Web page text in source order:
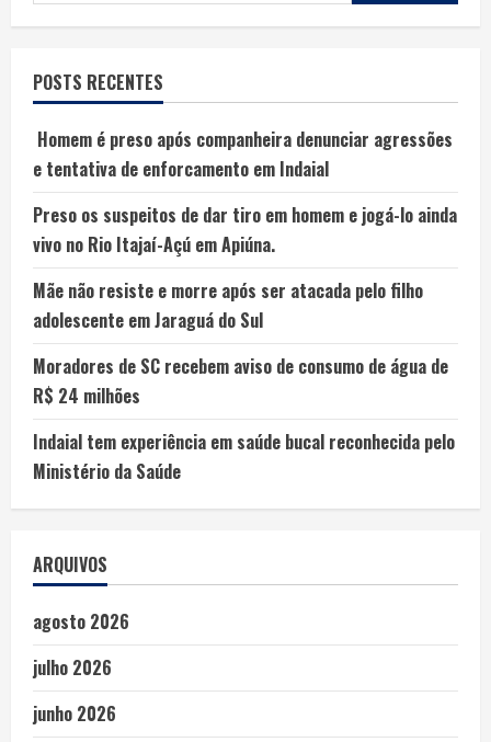
POSTS RECENTES
Homem é preso após companheira denunciar agressões
e tentativa de enforcamento em Indaial
Preso os suspeitos de dar tiro em homem e jogá-lo ainda
vivo no Rio Itajaí-Açú em Apiúna.
Mãe não resiste e morre após ser atacada pelo filho
adolescente em Jaraguá do Sul
Moradores de SC recebem aviso de consumo de água de
R$ 24 milhões
Indaial tem experiência em saúde bucal reconhecida pelo
Ministério da Saúde
ARQUIVOS
agosto 2026
julho 2026
junho 2026